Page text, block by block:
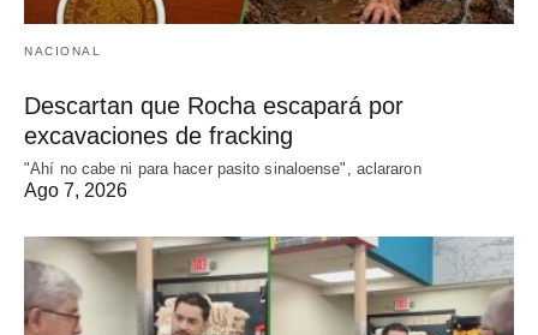
NACIONAL
Descartan que Rocha escapará por
excavaciones de fracking
"Ahí no cabe ni para hacer pasito sinaloense", aclararon
Ago 7, 2026